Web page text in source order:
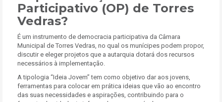
Participativo (OP) de Torres
Vedras?
É um instrumento de democracia participativa da Câmara
Municipal de Torres Vedras, no qual os munícipes podem propor,
discutir e eleger projetos que a autarquia dotará dos recursos
necessários à implementação.
A tipologia “Ideia Jovem” tem como objetivo dar aos jovens,
ferramentas para colocar em prática ideias que vão ao encontro
das suas necessidades e aspirações, contribuindo para o